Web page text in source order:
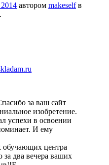
автором makeselfв
.
за ваш сайт
изобретение.
успехи в освоении
И ему
центра
за два вечера ваших